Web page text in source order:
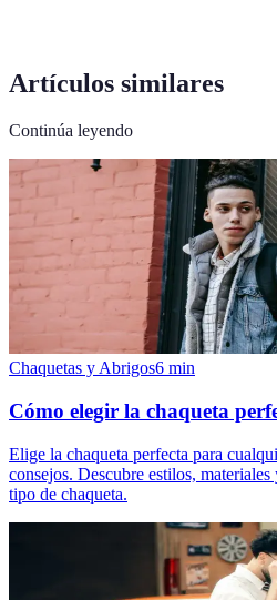
Artículos similares
Continúa leyendo
Chaquetas y Abrigos6 min
Cómo elegir la chaqueta
Elige la chaqueta perfecta para
consejos. Descubre estilos, materiales
tipo de chaqueta.